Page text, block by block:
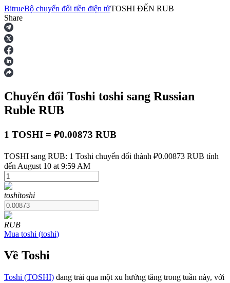
Hợp đồng tương lai
USDT Futures
Futures sử dụng USDT làm tài sản thế chấp
COIN-M Futures
BitrueBộ chuyển đổi tiền điện tửTOSHI ĐẾN RUB
Share
Chuyển đổi Toshi toshi sang Russian
Ruble RUB
1 TOSHI = ₽0.00873 RUB
TOSHI sang RUB: 1 Toshi chuyển đổi thành ₽0.00873 RUB tính
đến August 10 at 9:59 AM
toshitoshi
RUB
Mua toshi (toshi)
Về Toshi
Toshi (TOSHI) đang trải qua một xu hướng tăng trong tuần này, với